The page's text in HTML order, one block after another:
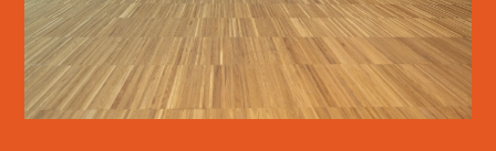
SE MERE